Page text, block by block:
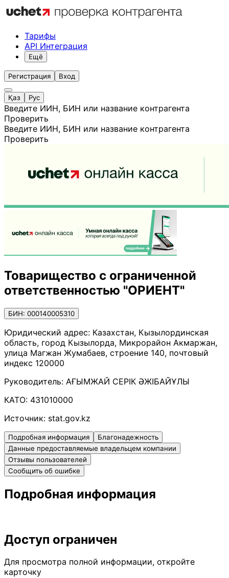
Тарифы
API Интеграция
Ещё
Регистрация Вход
Қаз Рус
Введите ИИН, БИН или название контрагента
Проверить
Введите ИИН, БИН или название контрагента
Проверить
Товарищество с ограниченной
ответственностью "ОРИЕНТ"
БИН: 000140005310
Юридический адрес: Казахстан, Кызылординская
область, город Кызылорда, Микрорайон Акмаржан,
улица Магжан Жумабаев, строение 140, почтовый
индекс 120000
Руководитель: АҒЫМЖАЙ СЕРІК ӘЖІБАЙҰЛЫ
КАТО: 431010000
Источник: stat.gov.kz
Подробная информация
Благонадежность
Данные предоставляемые владельцем компании
Отзывы пользователей
Сообщить об ошибке
Подробная информация
Доступ ограничен
Для просмотра полной информации, откройте
карточку